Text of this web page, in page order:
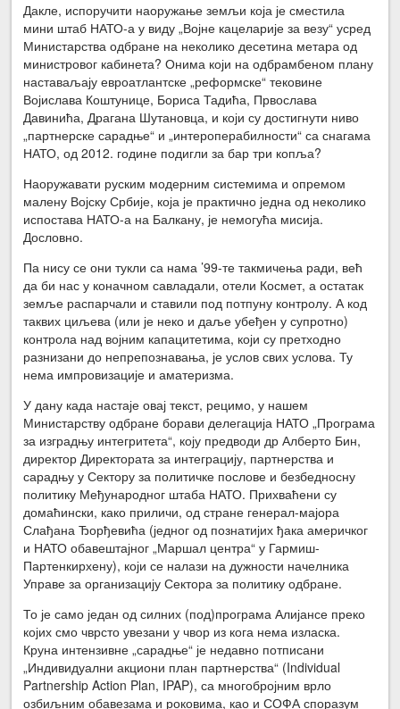
Дакле, испоручити наоружање земљи која је сместила
мини штаб НАТО-а у виду „Војне кацеларије за везу“ усред
Министарства одбране на неколико десетина метара од
министровог кабинета? Онима који на одбрамбеном плану
наставаљају евроатлантске „реформске“ тековине
Војислава Коштунице, Бориса Тадића, Првослава
Давинића, Драгана Шутановца, и који су достигнути ниво
„партнерске сарадње“ и „интероперабилности“ са снагама
НАТО, од 2012. године подигли за бар три копља?
Наоружавати руским модерним системима и опремом
малену Војску Србије, која је практично једна од неколико
испостава НАТО-а на Балкану, је немогућа мисија.
Дословно.
Па нису се они тукли са нама ’99-те такмичења ради, већ
да би нас у коначном савладали, отели Космет, а остатак
земље распарчали и ставили под потпуну контролу. А код
таквих циљева (или је неко и даље убеђен у супротно)
контрола над војним капацитетима, који су претходно
разнизани до непрепознавања, је услов свих услова. Ту
нема импровизације и аматеризма.
У дану када настаје овај текст, рецимо, у нашем
Министарству одбране борави делегација НАТО „Програма
за изградњу интегритета“, коју предводи др Алберто Бин,
директор Директората за интеграцију, партнерства и
сарадњу у Сектору за политичке послове и безбедносну
политику Међународног штаба НАТО. Прихваћени су
домаћински, како приличи, од стране генерал-мајора
Слађана Ђорђевића (једног од познатијих ђака америчког
и НАТО обавештајног „Маршал центра“ у Гармиш-
Партенкирхену), који се налази на дужности начелника
Управе за организацију Сектора за политику одбране.
То је само један од силних (под)програма Алијансе преко
којих смо чврсто увезани у чвор из кога нема изласка.
Круна интензивне „сарадње“ је недавно потписани
„Индивидуални акциони план партнерства“ (Individual
Partnership Action Plan, IPAP), са многобројним врло
озбиљним обавезама и роковима, као и СОФА споразум